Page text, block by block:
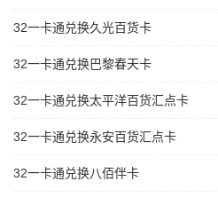
32一卡通兑换久光百货卡
32一卡通兑换巴黎春天卡
32一卡通兑换太平洋百货汇点卡
32一卡通兑换永安百货汇点卡
32一卡通兑换八佰伴卡